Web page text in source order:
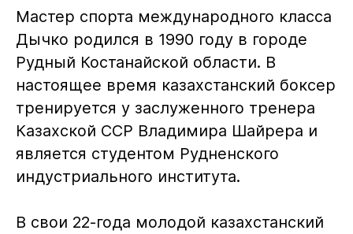
Мастер спорта международного класса
Дычко родился в 1990 году в городе
Рудный Костанайской области. В
настоящее время казахстанский боксер
тренируется у заслуженного тренера
Казахской ССР Владимира Шайрера и
является студентом Рудненского
индустриального института.
В свои 22-года молодой казахстанский